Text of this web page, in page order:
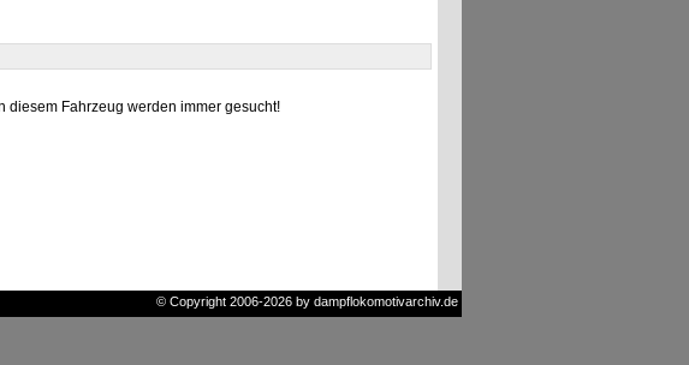
diesem Fahrzeug werden immer gesucht!
© Copyright 2006-2026 by dampflokomotivarchiv.de